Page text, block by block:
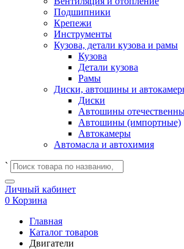
Подшипники
Крепежи
Инструменты
Кузова, детали кузова и рамы
Кузова
Детали кузова
Рамы
Диски, автошины и
Диски
Автошины
Автошины (импортные)
Автокамеры
Автомасла и автохимия
`
Личный кабинет
0 Корзина
Главная
Каталог товаров
Двигатели